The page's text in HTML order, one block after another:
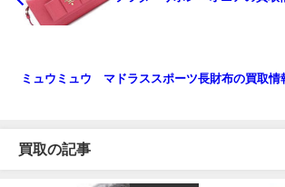
ミュウミュウ マドラススポーツ長財布の買取情
買取の記事